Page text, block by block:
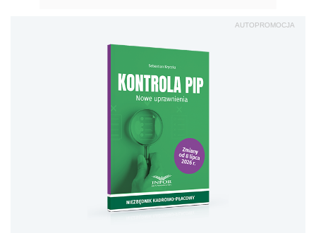
AUTOPROMOCJA